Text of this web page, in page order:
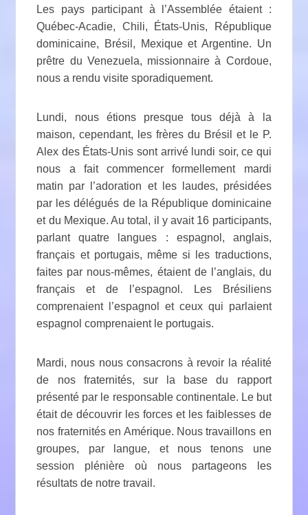
Les pays participant à l’Assemblée étaient :
Québec-Acadie, Chili, États-Unis, République
dominicaine, Brésil, Mexique et Argentine. Un
prêtre du Venezuela, missionnaire à Cordoue,
nous a rendu visite sporadiquement.
Lundi, nous étions presque tous déjà à la
maison, cependant, les frères du Brésil et le P.
Alex des États-Unis sont arrivé lundi soir, ce qui
nous a fait commencer formellement mardi
matin par l’adoration et les laudes, présidées
par les délégués de la République dominicaine
et du Mexique. Au total, il y avait 16 participants,
parlant quatre langues : espagnol, anglais,
français et portugais, même si les traductions,
faites par nous-mêmes, étaient de l’anglais, du
français et de l’espagnol. Les Brésiliens
comprenaient l’espagnol et ceux qui parlaient
espagnol comprenaient le portugais.
Mardi, nous nous consacrons à revoir la réalité
de nos fraternités, sur la base du rapport
présenté par le responsable continentale. Le but
était de découvrir les forces et les faiblesses de
nos fraternités en Amérique. Nous travaillons en
groupes, par langue, et nous tenons une
session plénière où nous partageons les
résultats de notre travail.